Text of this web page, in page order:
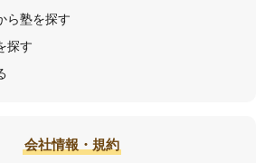
ら塾を探す
探す
会社情報・規約